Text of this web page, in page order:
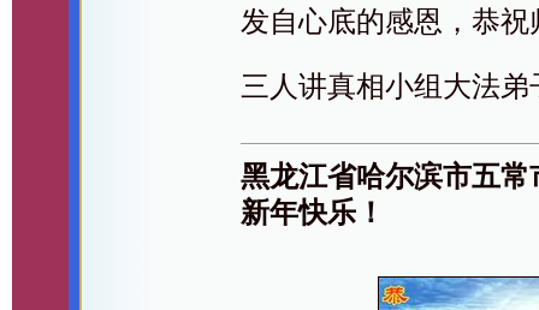
发自心底的感恩，恭
三人讲真相小组大法弟
黑龙江省哈尔滨市五
新年快乐！